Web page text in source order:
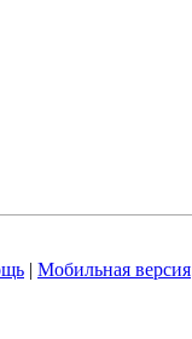
| Мобильная версия